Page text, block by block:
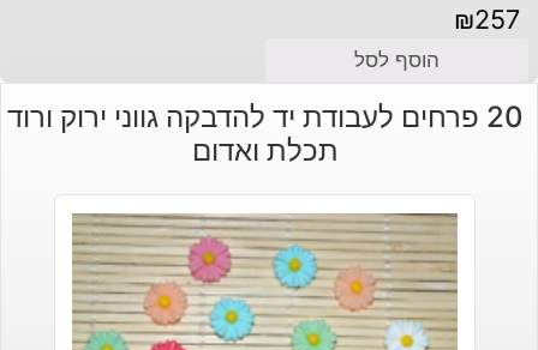
₪257
הוסף לסל
20 פרחים לעבודת יד להדבקה גווני ירוק ורוד
תכלת ואדום